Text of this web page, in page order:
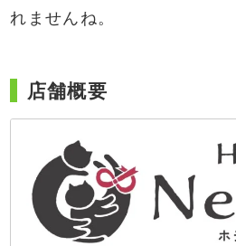
れませんね。
店舗概要